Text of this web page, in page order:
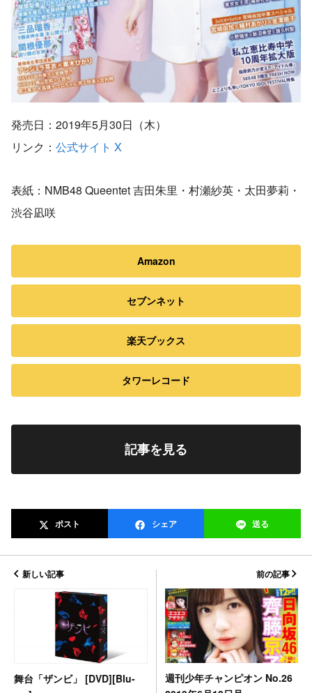
発売日：2019年5月30日（木）
リンク： 公式サイト X
表紙：NMB48 Queentet 吉田朱里・村瀬紗英・太田夢莉・
渋谷凪咲
Amazon
セブンネット
楽天ブックス
タワーレコード
記事を見る
ポスト シェア 送る
新しい記事
舞台「ザンビ」 [DVD][Blu-
前の記事
週刊少年チャンピオン No.26